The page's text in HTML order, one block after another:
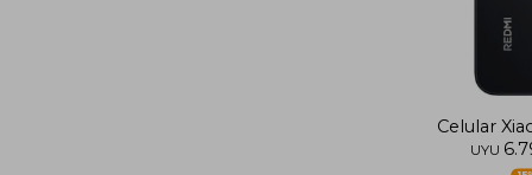
Celular
UYU